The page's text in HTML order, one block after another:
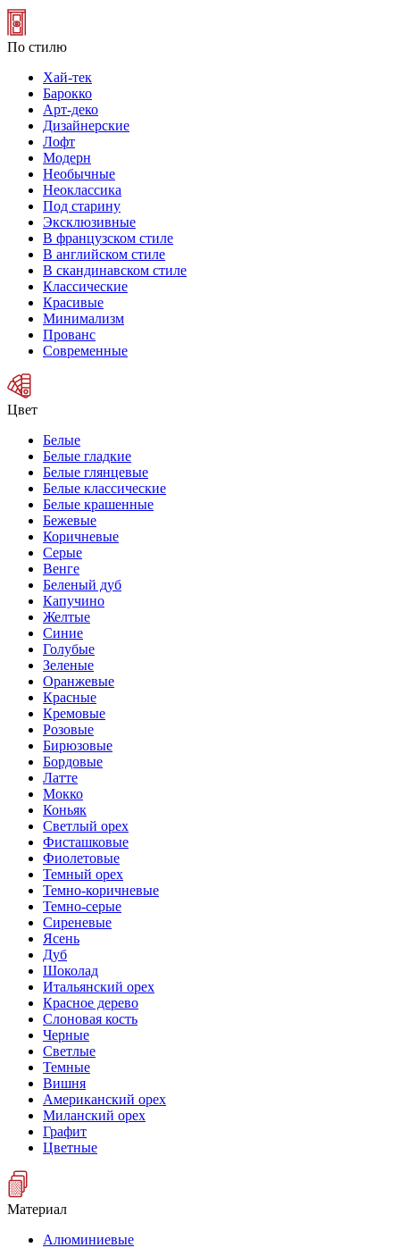
По стилю
Хай-тек
Барокко
Арт-деко
Дизайнерские
Лофт
Модерн
Необычные
Неоклассика
Под старину
Эксклюзивные
В французском стиле
В английском стиле
В скандинавском стиле
Классические
Красивые
Минимализм
Прованс
Современные
Цвет
Белые
Белые гладкие
Белые глянцевые
Белые классические
Белые крашенные
Бежевые
Коричневые
Серые
Венге
Беленый дуб
Капучино
Желтые
Синие
Голубые
Зеленые
Оранжевые
Красные
Кремовые
Розовые
Бирюзовые
Бордовые
Латте
Мокко
Коньяк
Светлый орех
Фисташковые
Фиолетовые
Темный орех
Темно-коричневые
Темно-серые
Сиреневые
Ясень
Дуб
Шоколад
Итальянский орех
Красное дерево
Слоновая кость
Черные
Светлые
Темные
Вишня
Американский орех
Миланский орех
Графит
Цветные
Материал
Алюминиевые